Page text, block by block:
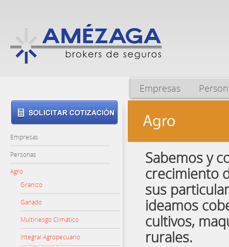
Empresas
Sabemos y
crecimiento
sus
ideamos
cultivos,
rurales.
Empresas
Personas
Agro
Granizo
Ganado
Multiriesgo Climático
Integral Agropecuario